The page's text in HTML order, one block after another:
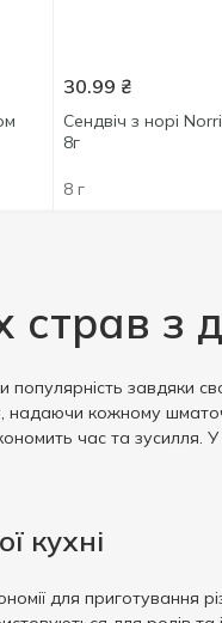
30.99 ₴
Сендвіч з норі
8г
8 г
страв з
завдяки
надаючи кожному
час та зусилля. У
кухні
для приготування